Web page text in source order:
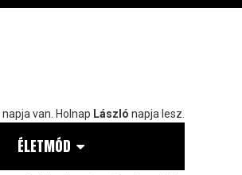
napja van. Holnap László napja lesz.
ÉLETMÓD